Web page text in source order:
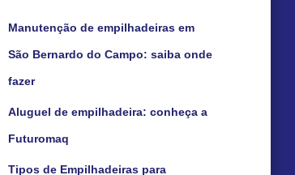
Manutenção de empilhadeiras em
São Bernardo do Campo: saiba onde
fazer
Aluguel de empilhadeira: conheça a
Futuromaq
Tipos de Empilhadeiras para